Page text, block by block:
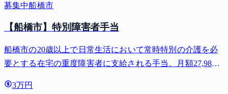
募集中船橋市
【船橋市】特別障害者手当
船橋市の20歳以上で日常生活において常時特別の介護を必
要とする在宅の重度障害者に支給される手当。月額27,980
3万円